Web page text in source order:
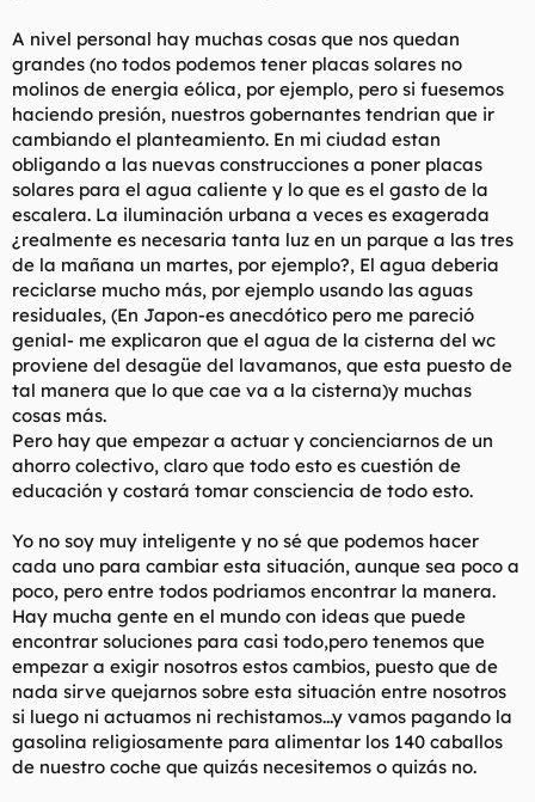
A nivel personal hay muchas cosas que nos quedan
grandes (no todos podemos tener placas solares no
molinos de energia eólica, por ejemplo, pero si fuesemos
haciendo presión, nuestros gobernantes tendrian que ir
cambiando el planteamiento. En mi ciudad estan
obligando a las nuevas construcciones a poner placas
solares para el agua caliente y lo que es el gasto de la
escalera. La iluminación urbana a veces es exagerada
¿realmente es necesaria tanta luz en un parque a las tres
de la mañana un martes, por ejemplo?, El agua deberia
reciclarse mucho más, por ejemplo usando las aguas
residuales, (En Japon-es anecdótico pero me pareció
genial- me explicaron que el agua de la cisterna del wc
proviene del desagüe del lavamanos, que esta puesto de
tal manera que lo que cae va a la cisterna)y muchas
cosas más.
Pero hay que empezar a actuar y concienciarnos de un
ahorro colectivo, claro que todo esto es cuestión de
educación y costará tomar consciencia de todo esto.
Yo no soy muy inteligente y no sé que podemos hacer
cada uno para cambiar esta situación, aunque sea poco a
poco, pero entre todos podriamos encontrar la manera.
Hay mucha gente en el mundo con ideas que puede
encontrar soluciones para casi todo,pero tenemos que
empezar a exigir nosotros estos cambios, puesto que de
nada sirve quejarnos sobre esta situación entre nosotros
si luego ni actuamos ni rechistamos...y vamos pagando la
gasolina religiosamente para alimentar los 140 caballos
de nuestro coche que quizás necesitemos o quizás no.